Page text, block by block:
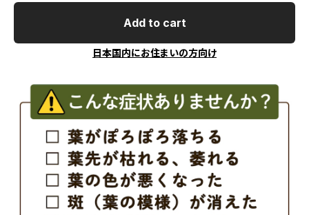
Add to cart
日本国内にお住まいの方向け